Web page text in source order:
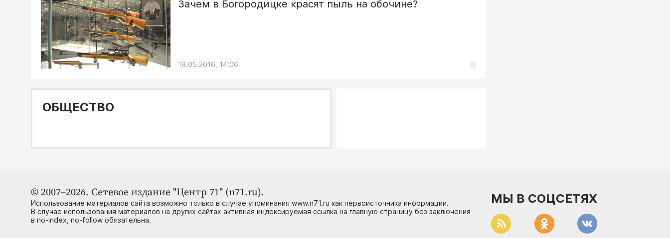
Зачем в Богородицке красят пыль на обочине?
19.05.2016, 14:06
ОБЩЕСТВО
© 2007–2026. Сетевое издание "Центр 71" (n71.ru).
Использование материалов сайта возможно только в случае упоминания www.n71.ru как первоисточника информации.
В случае использования материалов на других сайтах активная индексируемая ссылка на главную страницу без заключения
в no-index, no-follow обязательна.
МЫ В СОЦСЕТЯХ